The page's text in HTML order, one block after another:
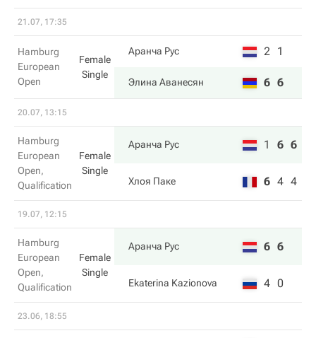
21.07, 17:35
Hamburg
European
Open
Female
Single
Аранча Рус 2 1
Элина Аванесян 6 6
20.07, 13:15
Hamburg
European
Open,
Qualification
Female
Single
Аранча Рус 1 6 6
Хлоя Паке 6 4 4
19.07, 12:15
Hamburg
European
Open,
Qualification
Female
Single
Аранча Рус 6 6
Ekaterina Kazionova 4 0
23.06, 18:55